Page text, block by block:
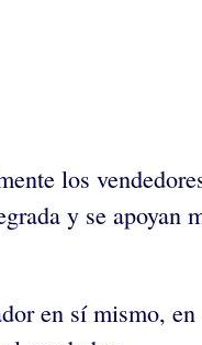
los
y se apoyan
en sí mismo,